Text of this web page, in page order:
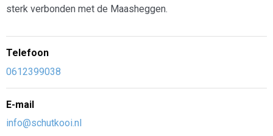
sterk verbonden met de Maasheggen.
Telefoon
0612399038
E-mail
info@schutkooi.nl